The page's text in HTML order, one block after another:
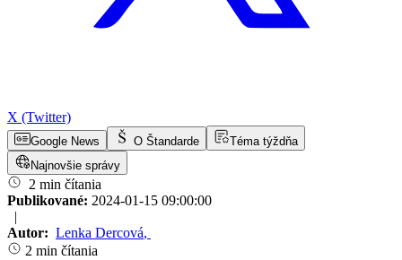
X (Twitter)
Google News O Štandarde
Téma týždňa
Najnovšie správy
2 min čítania
Publikované: 2024-01-15 09:00:00
|
Autor: Lenka Dercová,
2 min čítania